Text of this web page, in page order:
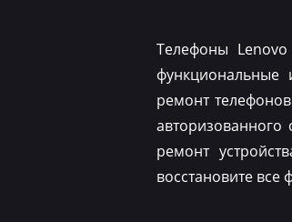
Телефоны
функциональные
ремонт
ремонт
восстановите все